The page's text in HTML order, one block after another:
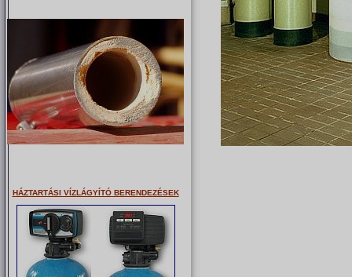
HÁZTARTÁSI VÍZLÁGYÍTÓ BERENDEZÉSEK